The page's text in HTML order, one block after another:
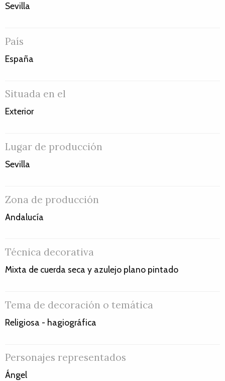
Sevilla
País
España
Situada en el
Exterior
Lugar de producción
Sevilla
Zona de producción
Andalucía
Técnica decorativa
Mixta de cuerda seca y azulejo plano pintado
Tema de decoración o temática
Religiosa - hagiográfica
Personajes representados
Ángel